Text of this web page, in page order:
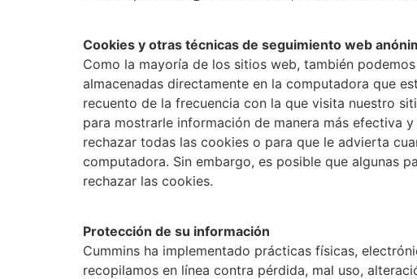
Cookies y otras técnicas de seguimiento web
Como la mayoría de los sitios web, también
almacenadas directamente en la computadora que
recuento de la frecuencia con la que visita nuestro
para mostrarle información de manera más efectiva
rechazar todas las cookies o para que le advierta
computadora. Sin embargo, es posible que algunas
rechazar las cookies.
Protección de su información
Cummins ha implementado prácticas físicas,
recopilamos en línea contra pérdida, mal uso,